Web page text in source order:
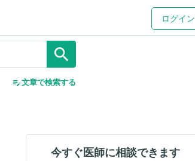
ログイン
search
edit_note文章で検索する
今すぐ医師に相談できます